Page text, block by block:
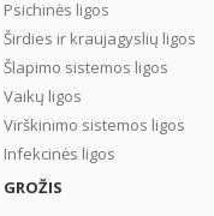
mažiausiai kas ketvirtą
asmenį. Ką daryti, ką
pūstų rečiau ir ne taip
intensyviai? Kaip
dujų kaupimąsi
Psichinės ligos
Širdies ir kraujagyslių ligos
Šlapimo sistemos ligos
Vaikų ligos
Virškinimo sistemos ligos
Infekcinės ligos
GROŽIS